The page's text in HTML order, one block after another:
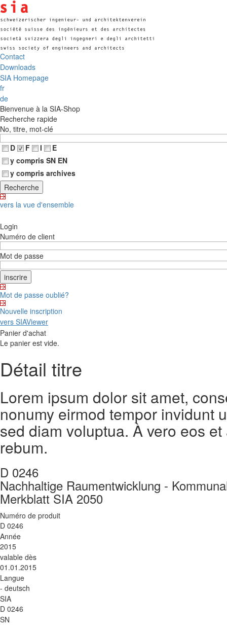
Contact
Downloads
SIA Homepage
fr
de
Bienvenue à la SIA-Shop
Recherche rapide
No, titre, mot-clé
D
F I
E
y compris SN EN
y compris archives
vers la vue d'ensemble
Login
Numéro de client
Mot de passe
Mot de passe oublié?
Nouvelle inscription
vers SIAViewer
Panier d'achat
Le panier est vide.
Détail titre
Lorem ipsum dolor sit amet,
nonumy eirmod tempor invidunt
sed diam voluptua. À vero eos
rebum.
D 0246
Nachhaltige Raumentwicklung -
Merkblatt SIA 2050
Numéro de produit
D 0246
Année
2015
valable dès
01.01.2015
Langue
- deutsch
SIA
D 0246
SN